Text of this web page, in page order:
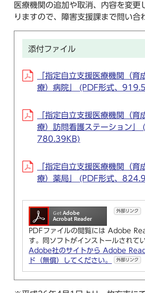
医療機関の追加や取消、内容を変更
りますので、障害支援課まで問い合
添付ファイル
「指定自立支援医療機関（育
療）病院」 (PDF形式、
「指定自立支援医療機関（育
療）訪問看護ステーション」
780.39KB)
「指定自立支援医療機関（育
療）薬局」 (PDF形式、
外部リンク
PDFファイルの閲覧には Adobe
す。同ソフトがインストールされて
Adobe社のサイトから Adobe
ド（無償）してください。
外部リンク